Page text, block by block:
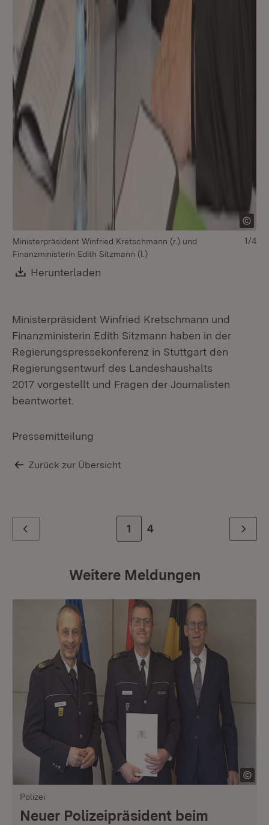
Ministerpräsident Winfried Kretschmann (r.) und
Finanzministerin Edith Sitzmann (l.)
Download:
Herunterladen
1/4
Ministerpräsident Winfried Kretschmann und
Finanzministerin Edith Sitzmann haben in der
Regierungspressekonferenz in Stuttgart den
Regierungsentwurf des Landeshaushalts
2017 vorgestellt und Fragen der Journalisten
beantwortet.
Pressemitteilung
Zurück zur Übersicht
Zur Seite
1 Zur letzten Seite
4 Weiter
Weitere Meldungen
Polizei
Neuer Polizeipräsident beim